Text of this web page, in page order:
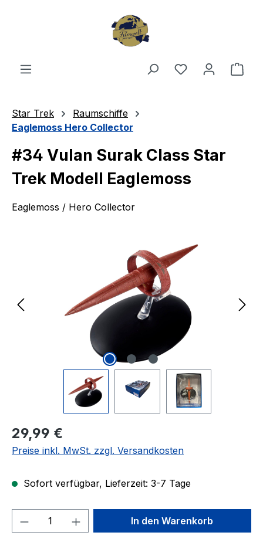
Du hast 0
Star Trek
Raumschiffe
Eaglemoss Hero Collector
#34 Vulan Surak Class Star
Trek Modell Eaglemoss
Eaglemoss / Hero Collector
Regulärer Preis:
29,99 €
Preise inkl. MwSt. zzgl. Versandkosten
Sofort verfügbar, Lieferzeit: 3-7 Tage
Produkt Anzahl: Gib denIn den Warenkorb